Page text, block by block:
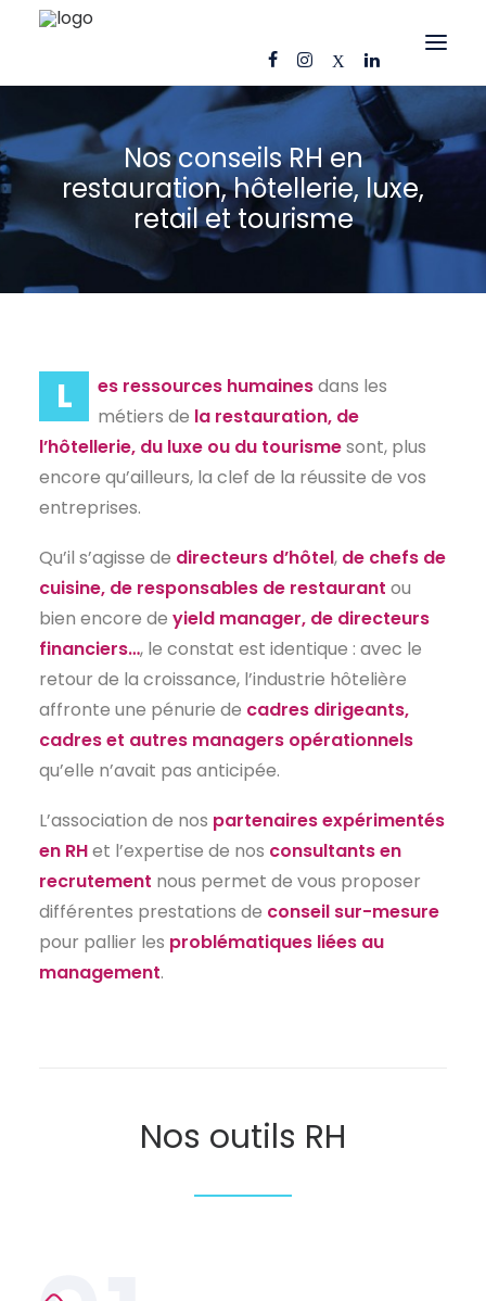
OFFRES D’EMPLOI
CANDIDATS
ENTREPRISES
NOS FICHES MÉTIERS
AJ CONSEIL
ACTUS
CONTACT
FR
EN
Nos conseils RH en
restauration, hôtellerie, luxe,
retail et tourisme
L es ressources humainesdans les
métiers de la restauration, de
l’hôtellerie, du luxe ou du tourismesont, plus
encore qu’ailleurs, la clef de la réussite de vos
entreprises.
Qu’il s’agisse de directeurs d’hôtel, de chefs de
cuisine, de responsables de restaurant ou
bien encore de yield manager, de directeurs
financiers…, le constat est identique : avec le
retour de la croissance, l’industrie hôtelière
affronte une pénurie de cadres dirigeants,
cadres et autres managers opérationnels
qu’elle n’avait pas anticipée.
L’association de nos partenaires expérimentés
en RHet l’expertise de nos consultants en
recrutement nous permet de vous proposer
différentes prestations de conseil sur-mesure
pour pallier les problématiques liées au
management.
Nos outils RH